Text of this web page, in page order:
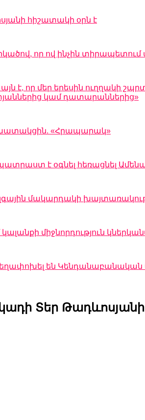
հիշատակի օրն է
որ ով ինչին տիրապետում
որ մեր երեսին ուղղակի
կամ դատարաններից»
«Հրապարակ»
է օգնել հեռացնել
մակարդակի
միջնորդություն
են Կենդանաբանական
Տեր